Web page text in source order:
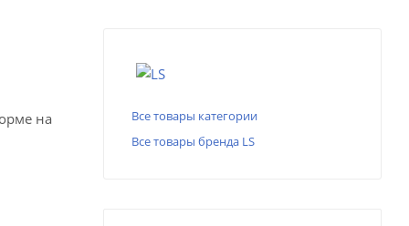
на
Все товары категории
Все товары бренда LS